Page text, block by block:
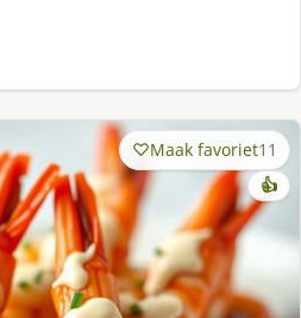
Maak favoriet11
👍